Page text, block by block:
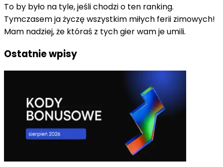
To by było na tyle, jeśli chodzi o ten ranking.
Tymczasem ja życzę wszystkim miłych ferii zimowych!
Mam nadziej, że któraś z tych gier wam je umili.
Ostatnie wpisy